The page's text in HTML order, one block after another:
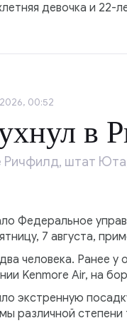
девочка и 22-
00:52
в
Ричфилд, штат
Федеральное
7 августа,
человека. Ранее
Kenmore Air, на
экстренную
различной степени